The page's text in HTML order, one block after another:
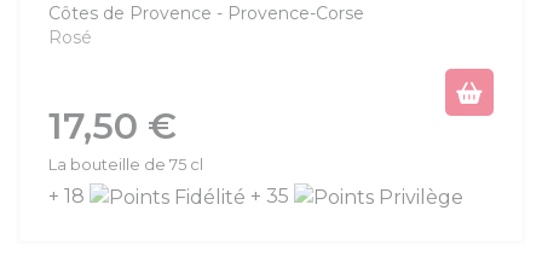
Côtes de Provence
Provence-Corse
Rosé
Prix
17,50 €
La bouteille de 75 cl
+ 18 + 35